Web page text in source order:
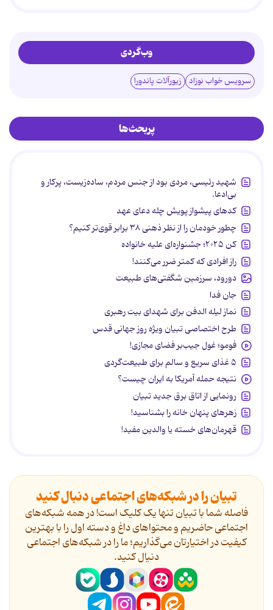
وب‌گردی
سرویس خواب نوزاد زیورآلات پاندورا
پربحث‌ها
شهید رئیسی، مردی بود از جنس مردم، ساده‌زیست، پرکار و
بی‌ادعا.
کدهای پیشواز پویش چله دعای عهد
چطور خودمان را از نظر ذهنی ۳۸ برابر قوی‌تر کنیم؟
کن ۲۰۲۵؛ جشنواره‌ای علیه خانواده
راز افرادی که کمتر ضرر می‌کنند!
دورود، سرزمین شگفتی‌های طبیعت
جان فدا
نماز لیله الدفن برای شهدای بیت رهبری
طرح اختصاصی تبیان ویژه روز جهانی قدس
فومو؛ غول جیب‌بر فضای مجازی!
۵ غذای سریع و سالم برای طبیعت‌گردی
نتیجه حمله آمریکا به ایران چیست؟
رونمایی از اتاق برق جدید تبیان
زهرهای پنهان خانه را بشناسید!
قهرمان‌های خسته یا والدین مفید!
تبیان را در شبکه‌های اجتماعی دنبال کنید
فاصله شما با تبیان تنها یک کلیک است! در همه شبکه‌های
اجتماعی حاضریم و محتواهای داغ و دسته اول را با بهترین
کیفیت در اختیارتان می‌گذاریم؛ ما را در شبکه‌های اجتماعی
دنیال کنید.